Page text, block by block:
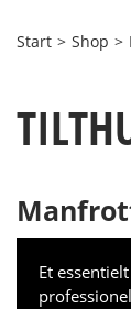
Start > Shop >
Et